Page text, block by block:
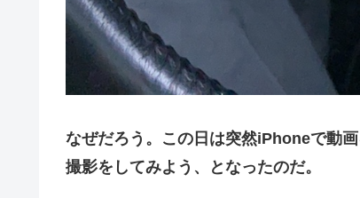
なぜだろう。この日は突然iPhoneで動
撮影をしてみよう、となったのだ。